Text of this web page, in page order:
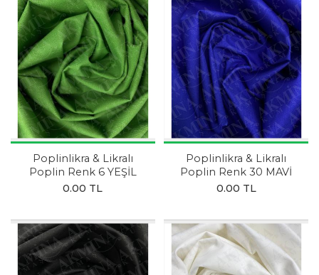
Poplinlikra & Likralı
Poplin Renk 6 YEŞİL
0.00 TL
Poplinlikra & Likralı
Poplin Renk 30 MAVİ
0.00 TL